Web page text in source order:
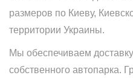
размеров по Киеву,
территории Украины.
Мы обеспечиваем
собственного автопарка.